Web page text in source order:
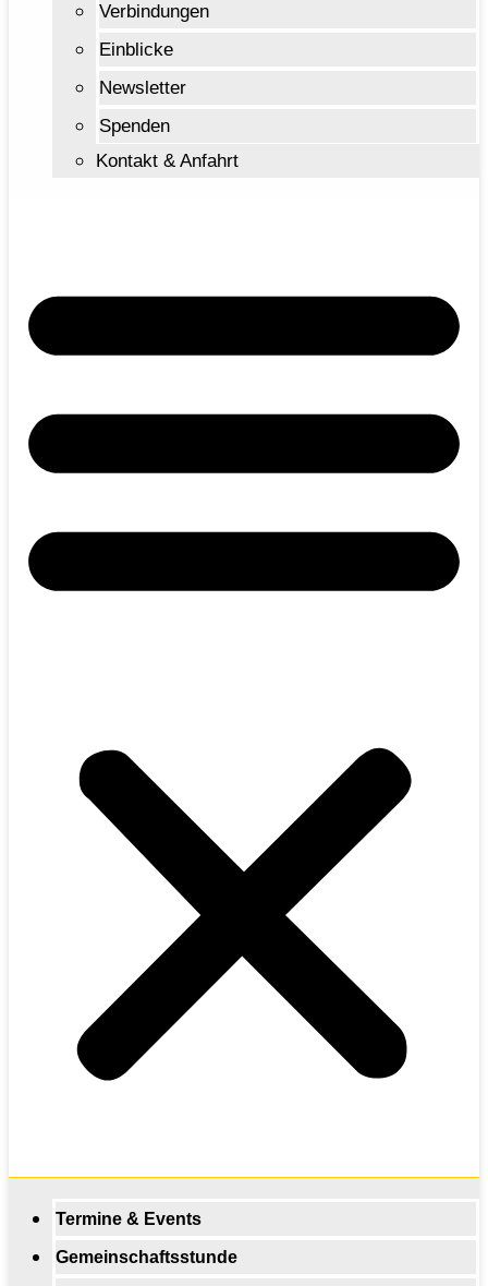
Verbindungen
Einblicke
Newsletter
Spenden
Kontakt & Anfahrt
Termine & Events
Gemeinschaftsstunde